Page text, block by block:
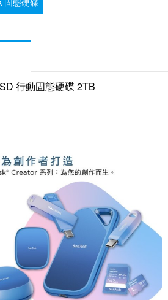
行動固態硬碟 2TB